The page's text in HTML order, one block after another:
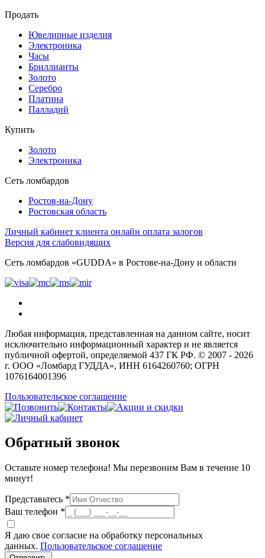
Продать
Ювелирные изделия
Электроника
Часы
Бриллиaнты
Золото
Серебро
Платина
Палладий
Купить
Золото
Электроника
Сеть ломбардов
Ростов-на-Дону
Ростовcкая область
Личный кабинет клиента онлайн оплата залогов
Версия для слабовидящих
Сеть ломбардов «GUDDA» в Ростове-на-Дону и области
Любая информация, представленная на данном сайте, носит
исключительно информационный характер и не является
публичной офертой, определяемой 437 ГК РФ. © 2007 - 2026
г. ООО «Ломбард ГУДДА», ИНН 6164260760; ОГРН
1076164001396
Пользовательское соглашение
Обратный звонок
Оставьте номер телефона! Мы перезвоним Вам в течение 10
минут!
Представьтесь *
Ваш телефон *
Я даю свое согласие на обработку персональных
данных. Пользовательское соглашение